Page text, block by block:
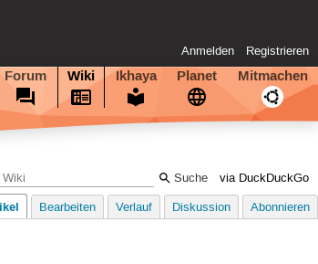
Anmelden Registrieren
Forum Wiki Ikhaya Planet Mitmachen
via DuckDuckGo
Bearbeiten Verlauf Diskussion Abonnieren